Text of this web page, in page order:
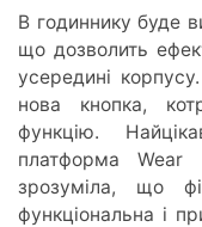
В годиннику буде
що дозволить
усередині
нова кнопка,
функцію.
платформа Wear
зрозуміла, що
функціональна і